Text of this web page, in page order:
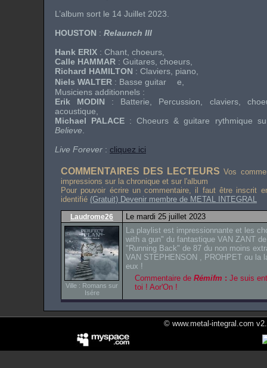
L’album sort le 14 Juillet 2023.
HOUSTON : Relaunch III
Hank ERIX : Chant, choeurs,
Calle HAMMAR : Guitares, choeurs,
Richard HAMILTON : Claviers, piano,
Niels WALTER : Basse guitar e,
Musiciens additionnels :
Erik MODIN : Batterie, Percussion, claviers,
acoustique,
Michael PALACE : Choeurs & guitare rythmique
Believe
Live Forever : cliquez ici
COMMENTAIRES DES LECTEURS Vos
impressions sur la chronique et sur l'album
Pour pouvoir écrire un commentaire, il faut être inscrit
identifié (Gratuit) Devenir membre de METAL INTEGRAL
Laudrome26 Le mardi 25 juillet 2023
Ville : Romans sur
Isére
La playlist est impressionnante et les
with a gun" du fantastique VAN ZANT
"Running Back" de 87 du non moins
VAN STEPHENSON , PROHPET ou la
eux !
Commentaire de Rémifm : Je suis
toi ! Aor'On !
© www.metal-integral.com